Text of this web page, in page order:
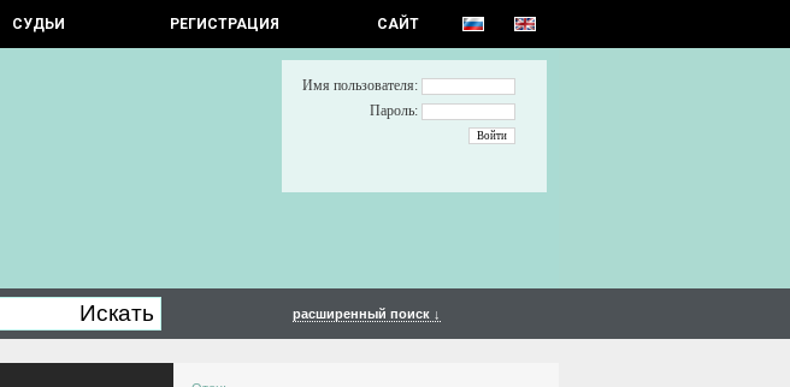
СУДЬИ РЕГИСТРАЦИЯ САЙТ
Имя пользователя:
Пароль:
расширенный поиск ↓